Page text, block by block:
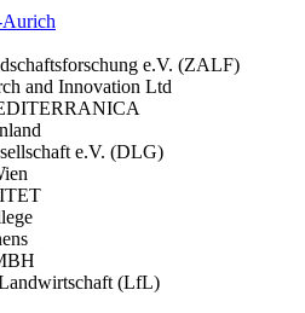
Aurich
e.V. (ZALF)
and Innovation Ltd
e.V. (DLG)
(LfL)